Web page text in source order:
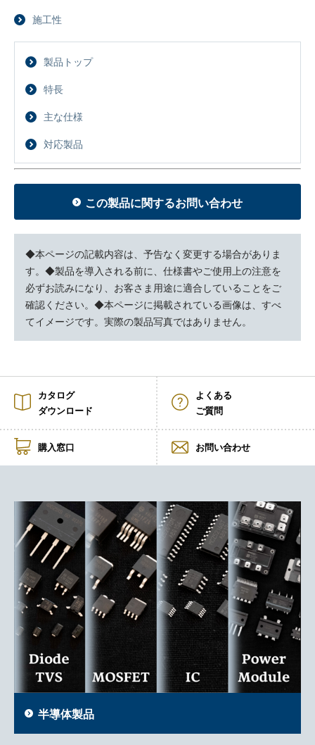
施工性
製品トップ
特長
主な仕様
対応製品
この製品に関するお問い合わせ
◆本ページの記載内容は、予告なく変更する場合がありま
す。◆製品を導入される前に、仕様書やご使用上の注意を
必ずお読みになり、お客さま用途に適合していることをご
確認ください。◆本ページに掲載されている画像は、すべ
てイメージです。実際の製品写真ではありません。
カタログ
ダウンロード
よくある
ご質問
購入窓口 お問い合わせ
半導体製品